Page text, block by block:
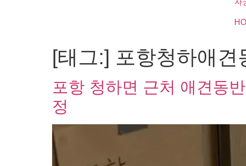
자
[태그:] 포항청하애견
포항 청하면 근처 애견동
정